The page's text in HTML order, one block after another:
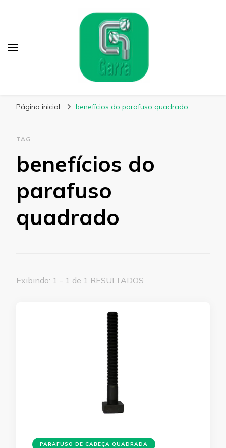
Página inicial benefícios do parafuso quadrado
TAG
benefícios do
parafuso
quadrado
Exibindo: 1 - 1 de 1 RESULTADOS
PARAFUSO DE CABEÇA QUADRADA